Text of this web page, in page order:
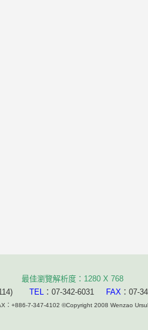
最佳瀏覽解析度：1280 X 768
TEL：07-342-6031 FAX：07-
：+886-7-347-4102 ©Copyright 2008 Wenzao